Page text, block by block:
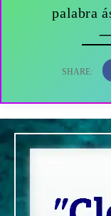
palabra
—